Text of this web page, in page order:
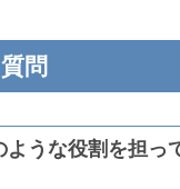
問
ような役割を担っ